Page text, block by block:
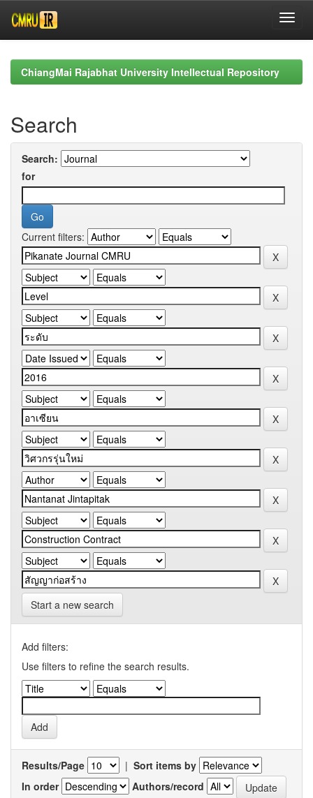
navigationChiangMai Rajabhat University Intellectual Repository
Search
Search:
for
Current filters:
Start a new search
Add filters:
Use filters to refine the search results.
Results/Page | Sort items by
In order
Authors/record